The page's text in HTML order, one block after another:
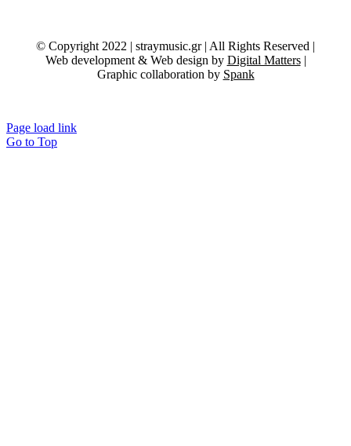
© Copyright 2022 | straymusic.gr | All Rights Reserved |
Web development & Web design by Digital Matters|
Graphic collaboration by Spank
Page load link
Go to Top